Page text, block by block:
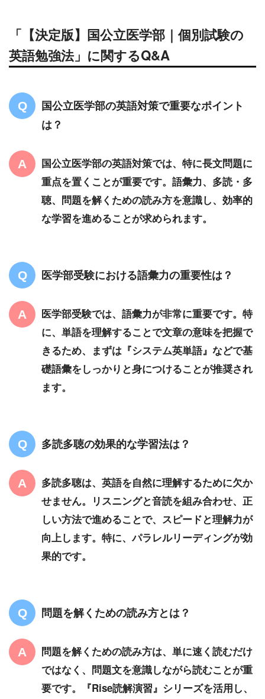
「【決定版】国公立医学部｜個別試験の
英語勉強法」に関するQ&A
国公立医学部の英語対策で重要なポイント
は？
国公立医学部の英語対策では、特に長文問題に
重点を置くことが重要です。語彙力、多読・多
聴、問題を解くための読み方を意識し、効率的
な学習を進めることが求められます。
医学部受験における語彙力の重要性は？
医学部受験では、語彙力が非常に重要です。特
に、単語を理解することで文章の意味を把握で
きるため、まずは『システム英単語』などで基
礎語彙をしっかりと身につけることが推奨され
ます。
多読多聴の効果的な学習法は？
多読多聴は、英語を自然に理解するために欠か
せません。リスニングと音読を組み合わせ、正
しい方法で進めることで、スピードと理解力が
向上します。特に、パラレルリーディングが効
果的です。
問題を解くための読み方とは？
問題を解くための読み方は、単に速く読むだけ
ではなく、問題文を意識しながら読むことが重
要です。『Rise読解演習』シリーズを活用し、